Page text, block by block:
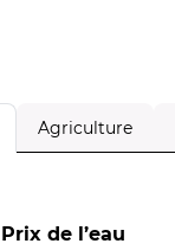
Agriculture
Prix de l’eau